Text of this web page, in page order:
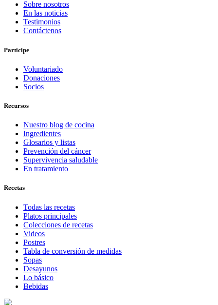
Sobre nosotros
En las noticias
Testimonios
Contáctenos
Participe
Voluntariado
Donaciones
Socios
Recursos
Nuestro blog de cocina
Ingredientes
Glosarios y listas
Prevención del cáncer
Supervivencia saludable
En tratamiento
Recetas
Todas las recetas
Platos principales
Colecciones de recetas
Videos
Postres
Tabla de conversión de medidas
Sopas
Desayunos
Lo básico
Bebidas